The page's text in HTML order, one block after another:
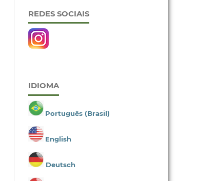
REDES SOCIAIS
IDIOMA
Português (Brasil)
English
Deutsch